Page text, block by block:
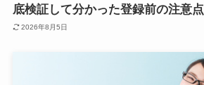
底検証して分かった登録前の注意点
2026年8月5日